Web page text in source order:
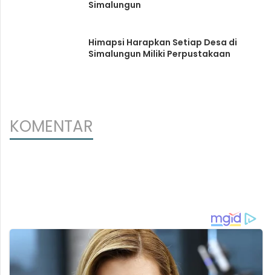
Simalungun
Himapsi Harapkan Setiap Desa di
Simalungun Miliki Perpustakaan
KOMENTAR